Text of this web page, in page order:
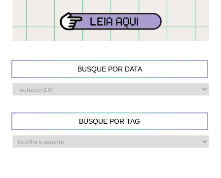
BUSQUE POR DATA
BUSQUE POR TAG